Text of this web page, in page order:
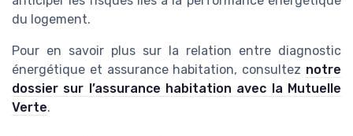
du logement.
Pour en savoir plus sur la relation entre diagnostic
énergétique et assurance habitation, consultez notre
dossier sur l’assurance habitation avec la Mutuelle
Verte.